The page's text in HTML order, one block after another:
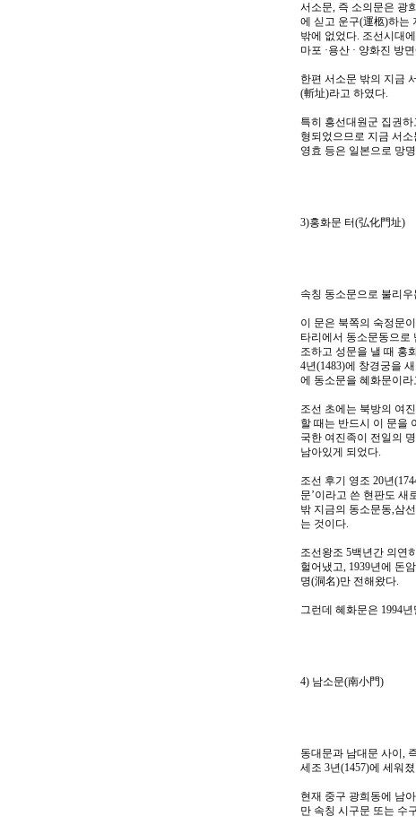
서소문, 즉 소의문은 광
에 싣고 운구(運柩)하는
밖에 없었다. 조선시대
마포 ·용산 · 양화진 방
한편 서소문 밖의 지금
(斬址)라고 하였다.
특히 흥선대원군 집권
형되었으므로 지금 서
영효 등은 일본으로 망
3)홍화문 터(弘化門址)
속칭 동소문으로 불리
이 문은 북쪽의 숙정문
타리에서 동소문동으로
조하고 성문을 낼 때 홍
4년(1483)에 창경궁을
에 동소문을 혜화문이
조선 초에는 북방의 여
할 때는 반드시 이 문을
국한 여진족이 전일의
남아있게 되었다.
조선 후기 영조 20년
문’이라고 쓴 현판도 새
밖 지금의 동소문동,삼
는 것이다.
조선왕조 5백년간 의연
헐어냈고, 1939년에 돈
명(洞名)만 전해왔다.
그런데 혜화문은 1994
4) 남소문(南小門)
동대문과 남대문 사이,
세조 3년(1457)에 세워
현재 중구 광희동에 남
만 속칭 시구문 또는 수